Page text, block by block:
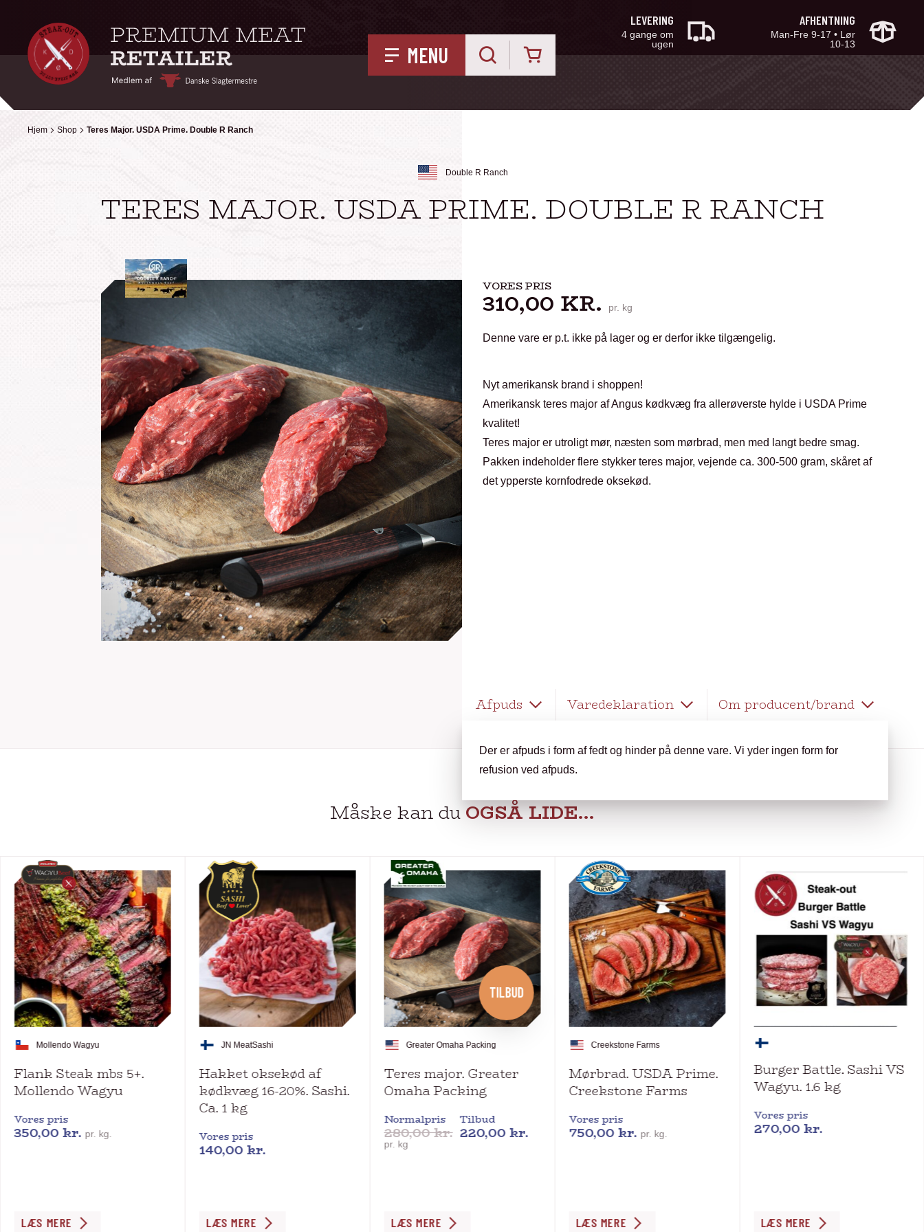
MENU
LEVERING
4 gange om
ugen
AFHENTNING
Man-Fre 9-17 • Lør
10-13
Hjem Shop Teres Major. USDA Prime. Double R Ranch
Hjem Shop Teres Major. USDA Prime. Double R Ranch
Double R Ranch
TERES MAJOR. USDA PRIME. DOUBLE R RANCH
VORES PRIS
310,00 KR. pr. kg
Denne vare er p.t. ikke på lager og er derfor ikke tilgængelig.
Nyt amerikansk brand i shoppen!
Amerikansk teres major af Angus kødkvæg fra allerøverste hylde i USDA Prime
kvalitet!
Teres major er utroligt mør, næsten som mørbrad, men med langt bedre smag.
Pakken indeholder flere stykker teres major, vejende ca. 300-500 gram, skåret af
det ypperste kornfodrede oksekød.
Afpuds Varedeklaration Om producent/brand
Der er afpuds i form af fedt og hinder på denne vare. Vi yder ingen form for
refusion ved afpuds.
Måske kan duOGSÅ LIDE…
Mollendo Wagyu
Flank Steak mbs 5+.
Mollendo Wagyu
Vores pris
350,00kr. pr. kg.
Dette
LÆS MERE
JN MeatSashi
Hakket oksekød af
kødkvæg 16-20%. Sashi.
Ca. 1 kg
Vores pris
140,00kr.
LÆS MERE
TILBUD
Greater Omaha Packing
Teres major. Greater
Omaha Packing
Normalpris
280,00kr.
Tilbud
220,00kr.
pr. kg
Dette
LÆS MERE
Creekstone Farms
Mørbrad. USDA Prime.
Creekstone Farms
Vores pris
750,00kr. pr. kg.
Dette
LÆS MERE
Burger Battle. Sashi VS
Wagyu. 1.6 kg
Vores pris
270,00kr.
LÆS MERE